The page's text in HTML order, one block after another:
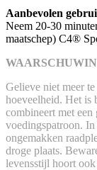
Aanbevolen
Neem 20-30
maatschep) C4®
Gelieve niet meer
hoeveelheid. Het is
combineert met
voedingspatroon.
ongemakken
droge plaats.
levensstijl hoort